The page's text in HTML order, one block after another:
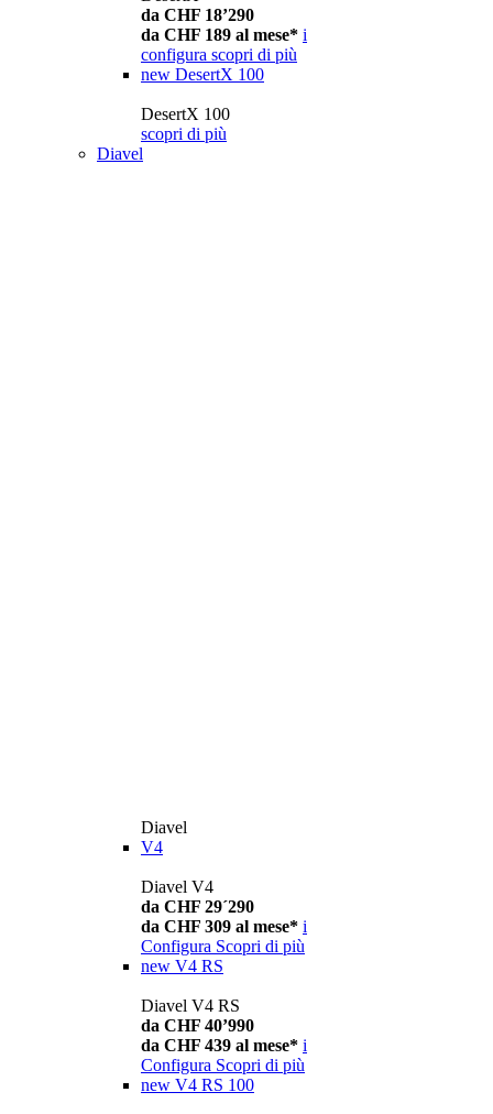
da CHF 18’290
da CHF 189 al mese* i
configura scopri di più
new DesertX 100
DesertX 100
scopri di più
Diavel
Diavel
V4
Diavel V4
da CHF 29´290
da CHF 309 al mese* i
Configura Scopri di più
new V4 RS
Diavel V4 RS
da CHF 40’990
da CHF 439 al mese* i
Configura Scopri di più
new V4 RS 100